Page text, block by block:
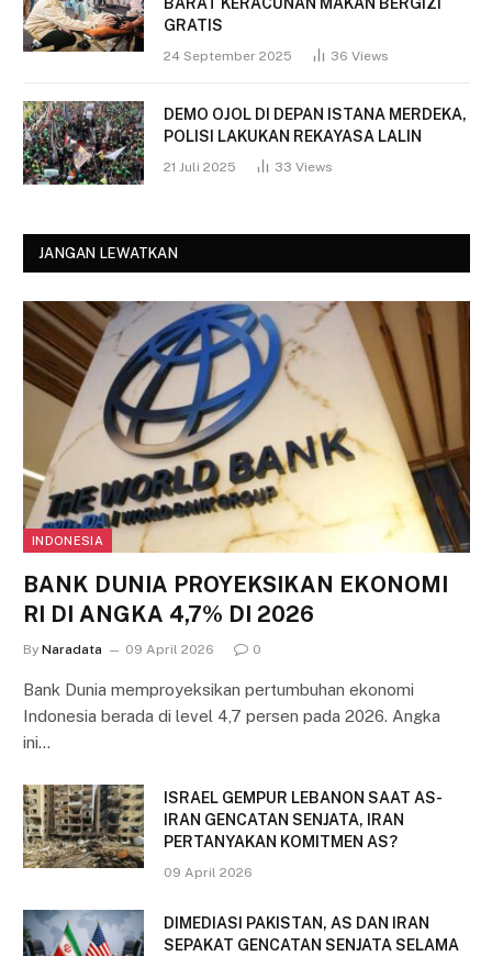
GRATIS
24 September 2025 36 Views
DEMO OJOL DI DEPAN ISTANA MERDEKA,
POLISI LAKUKAN REKAYASA LALIN
21 Juli 2025 33 Views
JANGAN LEWATKAN
INDONESIA
BANK DUNIA PROYEKSIKAN EKONOMI
RI DI ANGKA 4,7% DI 2026
By Naradata 09 April 2026 0
Bank Dunia memproyeksikan pertumbuhan ekonomi
Indonesia berada di level 4,7 persen pada 2026. Angka
ini…
ISRAEL GEMPUR LEBANON SAAT AS-
IRAN GENCATAN SENJATA, IRAN
PERTANYAKAN KOMITMEN AS?
09 April 2026
DIMEDIASI PAKISTAN, AS DAN IRAN
SEPAKAT GENCATAN SENJATA SELAMA